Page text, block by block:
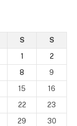
S
S
1
2
8
9
15
16
22
23
29
30